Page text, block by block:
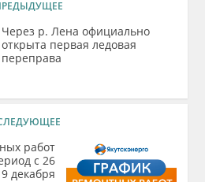
Через р. Лена официально
открыта первая ледовая
переправа
работ
с 26
декабря